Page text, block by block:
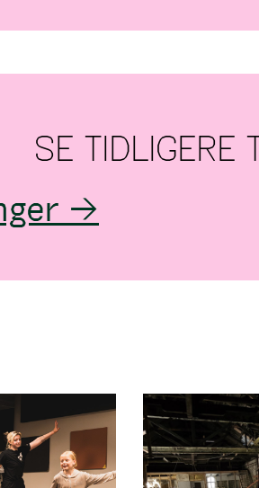
SE TIDLIGERE
→